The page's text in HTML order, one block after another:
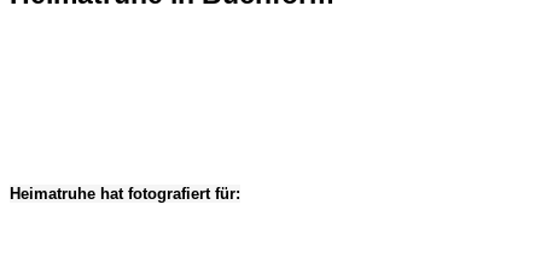
Heimatruhe hat fotografiert für: